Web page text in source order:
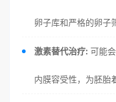
卵子库和严格的卵子
激素替代治疗: 可能
内膜容受性，为胚胎